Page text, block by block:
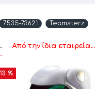
7535-73621 Teamsterz
Από την ίδια εταιρεία...
%